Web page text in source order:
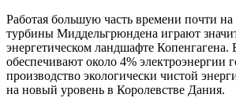
Работая большую часть времени почти
турбины Миддельгрюндена играют
энергетическом ландшафте Копенгагена.
обеспечивают около 4% электроэнергии
производство экологически чистой
на новый уровень в Королевстве Дания.